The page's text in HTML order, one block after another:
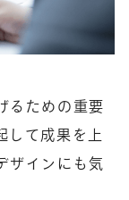
るための重要
して成果を上
ザインにも気